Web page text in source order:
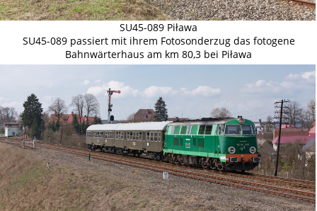
SU45-089 Piława
SU45-089 passiert mit ihrem Fotosonderzug das fotogene
Bahnwärterhaus am km 80,3 bei Piława